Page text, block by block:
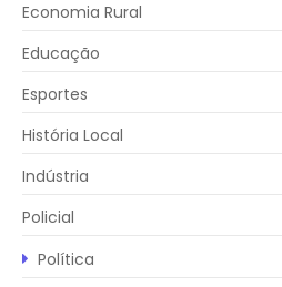
Economia Rural
Educação
Esportes
História Local
Indústria
Policial
Política